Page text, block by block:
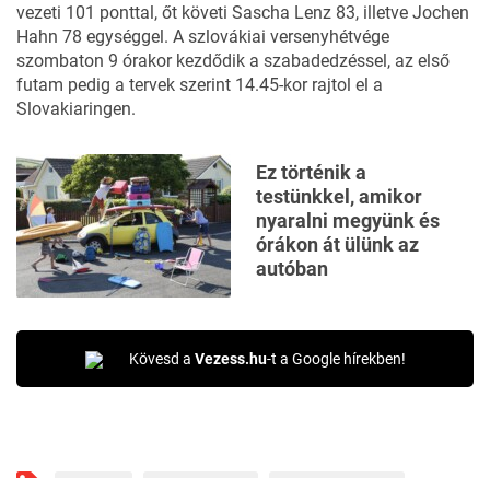
vezeti 101 ponttal, őt követi Sascha Lenz 83, illetve Jochen
Hahn 78 egységgel. A szlovákiai versenyhétvége
szombaton 9 órakor kezdődik a szabadedzéssel, az első
futam pedig a tervek szerint 14.45-kor rajtol el a
Slovakiaringen.
Ez történik a
testünkkel, amikor
nyaralni megyünk és
órákon át ülünk az
autóban
Kövesd a Vezess.hu-t a Google hírekben!